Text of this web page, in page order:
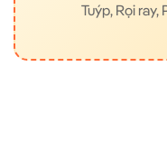
Tuýp, Rọi